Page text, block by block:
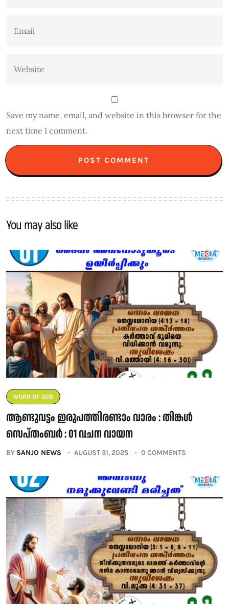
Save my name, email, and website in this browser for the
next time I comment.
You may also like
WORD OF GOD
ആണ്ടുവട്ടം ഇരുപത്തിരണ്ടാം വാരം : തിങ്കൾ
സെപ്തംബർ : 01 വചന വായന
BY SANJO NEWS AUGUST 31, 2025 0 COMMENTS